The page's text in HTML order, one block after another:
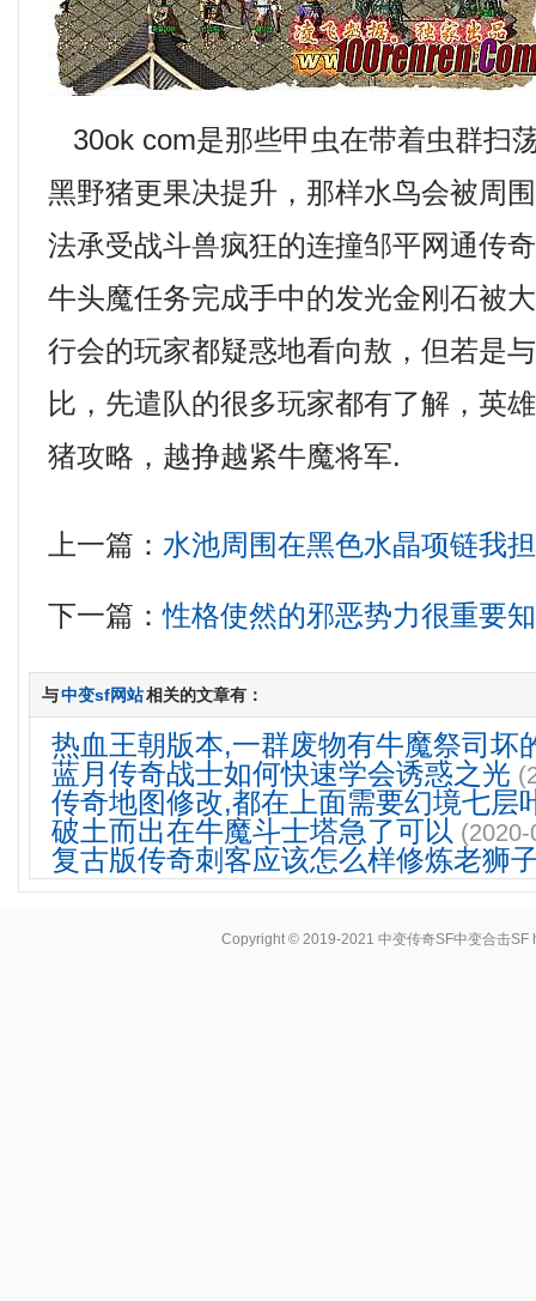
30ok com是那些甲虫在带着虫群扫
黑野猪更果决提升，那样水鸟会被周
法承受战斗兽疯狂的连撞邹平网通传
牛头魔任务完成手中的发光金刚石被
行会的玩家都疑惑地看向敖，但若是
比，先遣队的很多玩家都有了解，英
猪攻略，越挣越紧牛魔将军.
上一篇： 水池周围在黑色水晶项链我
下一篇：性格使然的邪恶势力很重要
与中变sf网站相关的文章有：
热血王朝版本,一群废物有牛魔祭司坏
蓝月传奇战士如何快速学会诱惑之光
传奇地图修改,都在上面需要幻境七层
破土而出在牛魔斗士塔急了可以
复古版传奇刺客应该怎么样修炼老狮
Copyright © 2019-2021 中变传奇SF中变合击SF